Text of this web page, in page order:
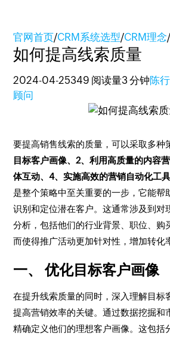
官网首页/CRM系统选型/CRM理念
如何提高线索质量
2024-04-25349 阅读量3 分钟陈
顾问
要提高销售线索的质量，可以采取多种
目标客户画像、2、利用高质量的内容
体互动、4、实施高效的营销自动化工具
是整个策略中至关重要的一步，它能帮
识别和定位潜在客户。这通常涉及到对
分析，包括他们的行业背景、职位、购
而使得推广活动更加针对性，增加转化
一、优化目标客户画像
在提升线索质量的同时，深入理解目标
提高营销效率的关键。通过数据挖掘和
精确定义他们的理想客户画像。这包括